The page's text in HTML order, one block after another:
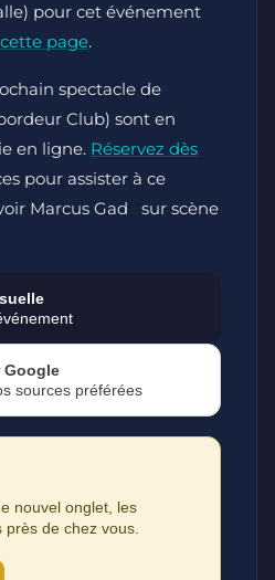
pour cet événement
page.
spectacle de
Club) sont en
en ligne. Réservez dès
pour assister à ce
Marcus Gad sur scène
Google
sources préférées
nouvel onglet, les
de chez vous.